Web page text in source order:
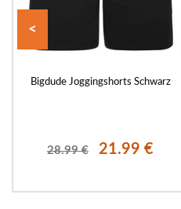
Bigdude Joggingshorts Schwarz
28.99 € 21.99 €
<